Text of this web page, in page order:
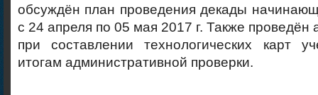
обсуждён план проведения декады
с 24 апреля по 05 мая 2017 г. Также проведён
при составлении технологических карт
итогам административной проверки.